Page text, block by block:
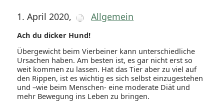
1. April 2020, Allgemein
Ach du dicker Hund!
Übergewicht beim Vierbeiner kann unterschiedliche
Ursachen haben. Am besten ist, es gar nicht erst so
weit kommen zu lassen. Hat das Tier aber zu viel auf
den Rippen, ist es wichtig es sich selbst einzugestehen
und –wie beim Menschen- eine moderate Diät und
mehr Bewegung ins Leben zu bringen.